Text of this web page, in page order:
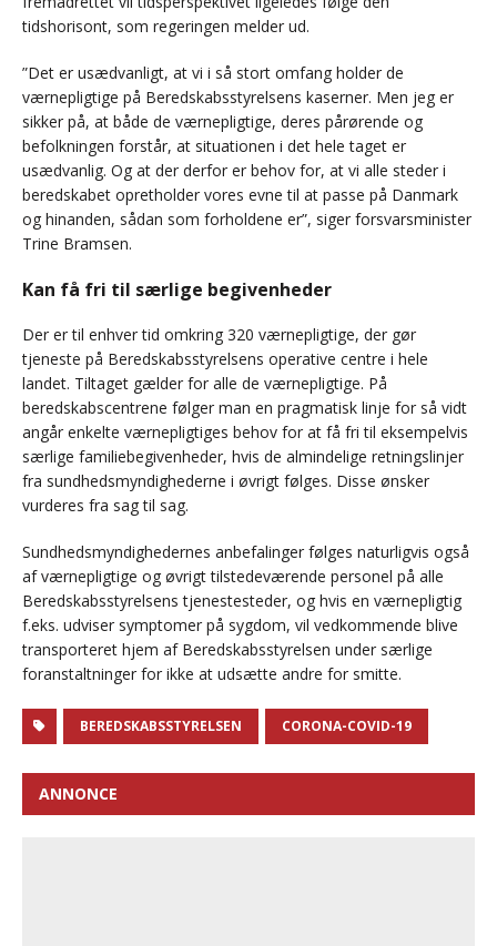
tidshorisont, som regeringen melder ud.
”Det er usædvanligt, at vi i så stort omfang holder de
værnepligtige på Beredskabsstyrelsens kaserner. Men jeg er
sikker på, at både de værnepligtige, deres pårørende og
befolkningen forstår, at situationen i det hele taget er
usædvanlig. Og at der derfor er behov for, at vi alle steder i
beredskabet opretholder vores evne til at passe på Danmark
og hinanden, sådan som forholdene er”, siger forsvarsminister
Trine Bramsen.
Kan få fri til særlige begivenheder
Der er til enhver tid omkring 320 værnepligtige, der gør
tjeneste på Beredskabsstyrelsens operative centre i hele
landet. Tiltaget gælder for alle de værnepligtige. På
beredskabscentrene følger man en pragmatisk linje for så vidt
angår enkelte værnepligtiges behov for at få fri til eksempelvis
særlige familiebegivenheder, hvis de almindelige retningslinjer
fra sundhedsmyndighederne i øvrigt følges. Disse ønsker
vurderes fra sag til sag.
Sundhedsmyndighedernes anbefalinger følges naturligvis også
af værnepligtige og øvrigt tilstedeværende personel på alle
Beredskabsstyrelsens tjenestesteder, og hvis en værnepligtig
f.eks. udviser symptomer på sygdom, vil vedkommende blive
transporteret hjem af Beredskabsstyrelsen under særlige
foranstaltninger for ikke at udsætte andre for smitte.
BEREDSKABSSTYRELSEN CORONA-COVID-19
ANNONCE